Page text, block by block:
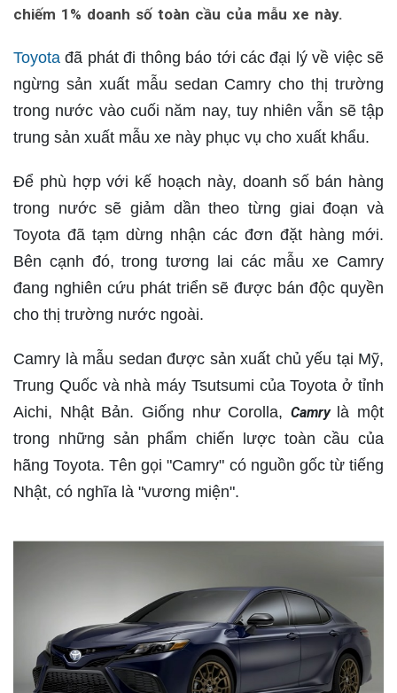
chiếm 1% doanh số toàn cầu của mẫu xe này.
Toyotađã phát đi thông báo tới các đại lý về việc sẽ
ngừng sản xuất mẫu sedan Camry cho thị trường
trong nước vào cuối năm nay, tuy nhiên vẫn sẽ tập
trung sản xuất mẫu xe này phục vụ cho xuất khẩu.
Để phù hợp với kế hoạch này, doanh số bán hàng
trong nước sẽ giảm dần theo từng giai đoạn và
Toyota đã tạm dừng nhận các đơn đặt hàng mới.
Bên cạnh đó, trong tương lai các mẫu xe Camry
đang nghiên cứu phát triển sẽ được bán độc quyền
cho thị trường nước ngoài.
Camry là mẫu sedan được sản xuất chủ yếu tại Mỹ,
Trung Quốc và nhà máy Tsutsumi của Toyota ở tỉnh
Aichi, Nhật Bản. Giống như Corolla, Camry là một
trong những sản phẩm chiến lược toàn cầu của
hãng Toyota. Tên gọi "Camry" có nguồn gốc từ tiếng
Nhật, có nghĩa là "vương miện".